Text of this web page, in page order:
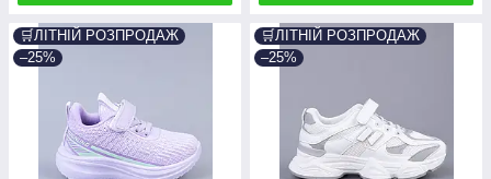
🛒ЛІТНІЙ РОЗПРОДАЖ
–25%
🛒ЛІТНІЙ РОЗПРОДАЖ
–25%